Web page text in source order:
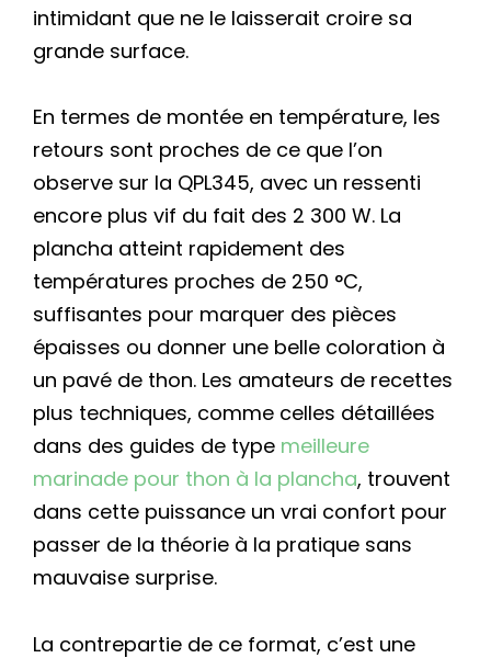
intimidant que ne le laisserait croire sa
grande surface.
En termes de montée en température, les
retours sont proches de ce que l’on
observe sur la QPL345, avec un ressenti
encore plus vif du fait des 2 300 W. La
plancha atteint rapidement des
températures proches de 250 °C,
suffisantes pour marquer des pièces
épaisses ou donner une belle coloration à
un pavé de thon. Les amateurs de recettes
plus techniques, comme celles détaillées
dans des guides de type meilleure
marinade pour thon à la plancha, trouvent
dans cette puissance un vrai confort pour
passer de la théorie à la pratique sans
mauvaise surprise.
La contrepartie de ce format, c’est une